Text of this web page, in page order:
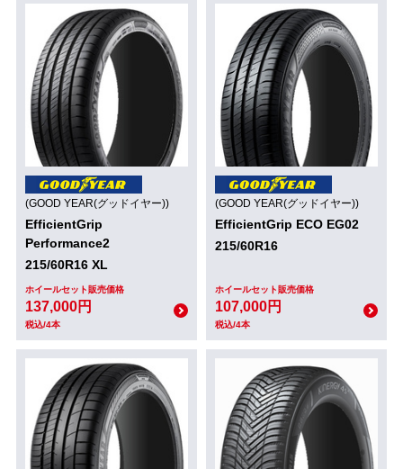
(GOOD YEAR(グッドイヤー))
EfficientGrip
Performance2
215/60R16 XL
ホイールセット販売価格
137,000円
税込/4本
(GOOD YEAR(グッドイヤー))
EfficientGrip ECO EG02
215/60R16
ホイールセット販売価格
107,000円
税込/4本